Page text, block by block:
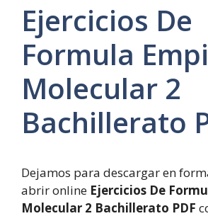
Ejercicios De
Formula
Molecular 2
Bachillerato
Dejamos para descargar en
abrir online Ejercicios De
Molecular 2 Bachillerato PDF